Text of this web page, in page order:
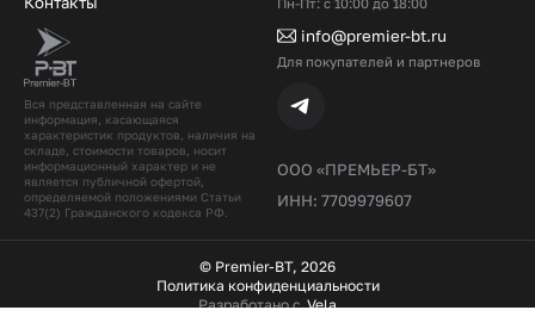
Вся представленная на сайте
информация, касающаяся
характеристик продуктов, наличия на
складе, стоимости товаров, носит
информационный характер и не
является публичной офертой,
определяемой положениями Статьи
437(2) Гражданского кодекcа РФ.
ООО «ПРЕМЬЕР-БТ»
ИНН: 7709979607
info@premier-bt.ru
Для покупателей и партнеров
© Premier-BT, 2026
Политика конфиденциальности
Разработано с Vela